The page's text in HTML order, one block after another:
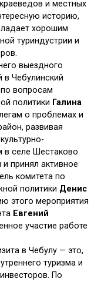
и местных
историю,
хорошим
туриндустрии и
выездного
в Чебулинский
вопросам
политики Галина
о проблемах и
развивая
в селе Шестаково.
принял активное
комитета по
политики Денис
этого мероприятия
Евгений
участие работе
в Чебулу — это,
туризма и
По